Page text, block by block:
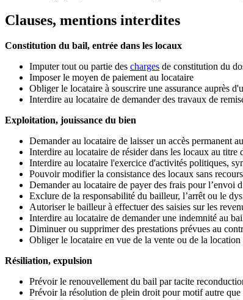
Clauses, mentions interdites
Constitution du bail, entrée dans les locaux
Imputer tout ou partie des charges de constitution du
Imposer le moyen de paiement au locataire
Obliger le locataire à souscrire une assurance auprès
Interdire au locataire de demander des travaux de
Exploitation, jouissance du bien
Demander au locataire de laisser un accès permanent
Interdire au locataire de résider dans les locaux au titre
Interdire au locataire l'exercice d'activités politiques,
Pouvoir modifier la consistance des locaux sans
Demander au locataire de payer des frais pour l’envoi
Exclure de la responsabilité du bailleur, l’arrêt ou le
Autoriser le bailleur à effectuer des saisies sur les
Interdire au locataire de demander une indemnité au
Diminuer ou supprimer des prestations prévues au
Obliger le locataire en vue de la vente ou de la
Résiliation, expulsion
Prévoir le renouvellement du bail par tacite
Prévoir la résolution de plein droit pour motif autre